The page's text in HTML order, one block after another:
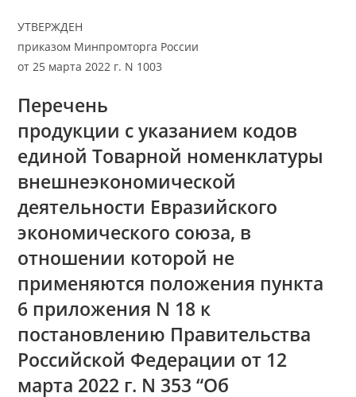
УТВЕРЖДЕН
приказом Минпромторга России
от 25 марта 2022 г. N 1003
Перечень
продукции с указанием кодов
единой Товарной номенклатуры
внешнеэкономической
деятельности Евразийского
экономического союза, в
отношении которой не
применяются положения пункта
6 приложения N 18 к
постановлению Правительства
Российской Федерации от 12
марта 2022 г. N 353 “Об